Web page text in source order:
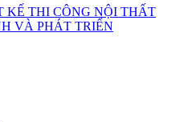
KẾ THI CÔNG NỘI THẤT
VÀ PHÁT TRIỂN